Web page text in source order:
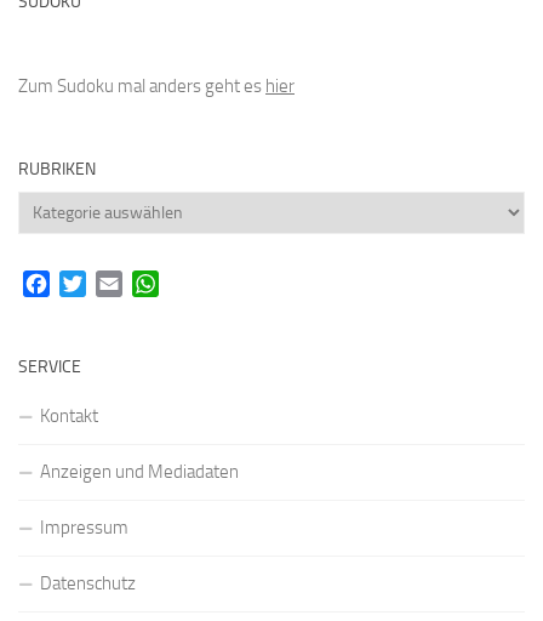
Zum Sudoku mal anders geht es hier
RUBRIKEN
Rubriken
FacebookTwitterEmail
SERVICE
Kontakt
Anzeigen und Mediadaten
Impressum
Datenschutz